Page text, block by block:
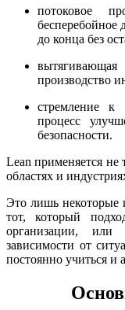
потоковое
бесперебойное
до конца без
производство
стремление к
процесс
безопасности.
Lean применяется не
областях и
Это лишь некоторые
тот, который
организации,
зависимости от
постоянно учиться и